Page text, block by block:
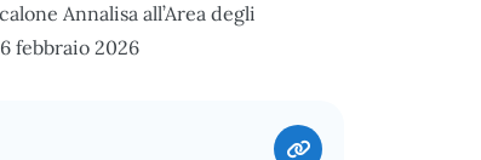
Annalisa all’Area degli
febbraio 2026